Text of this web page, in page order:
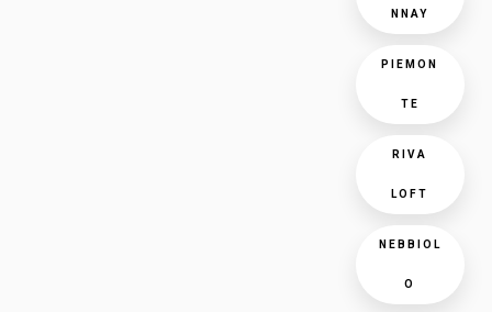
NNAY
PIEMON
TE
RIVA
LOFT
NEBBIOL
O